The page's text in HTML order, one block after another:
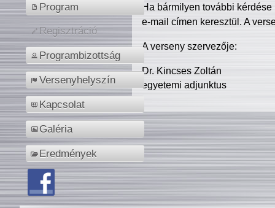
Program
Regisztráció
Programbizottság
Versenyhelyszín
Kapcsolat
Galéria
Eredmények
Ha bármilyen további
e-mail címen keresztül. A
A verseny szervezője:
Dr. Kincses Zoltán
egyetemi adjunktus